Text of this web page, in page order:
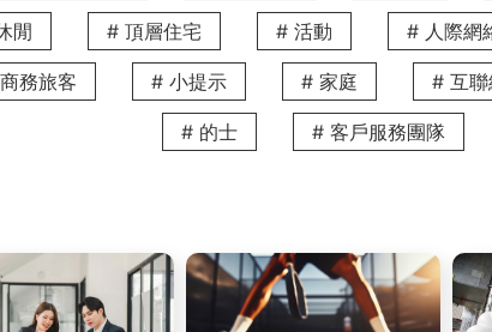
閒 # 頂層住宅 # 活動 # 人際網
務旅客 # 小提示 # 家庭 # 互聯
# 的士 # 客戶服務團隊